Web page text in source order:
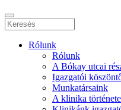
Rólunk
Rólunk
A Bókay utcai
Igazgatói
Munkatársaink
A klinika története